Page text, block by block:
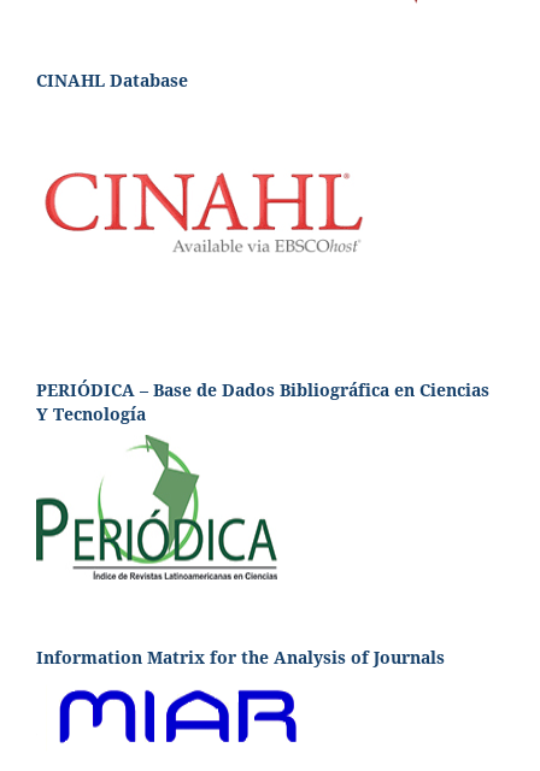
CINAHL Database
PERIÓDICA – Base de Dados Bibliográfica en Ciencias
Y Tecnología
Information Matrix for the Analysis of Journals